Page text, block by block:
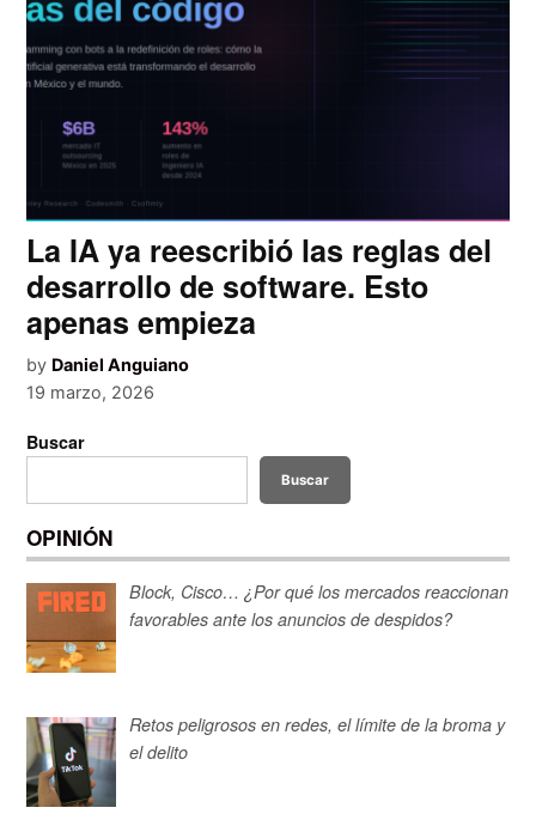
La IA ya reescribió las reglas del
desarrollo de software. Esto
apenas empieza
by Daniel Anguiano
19 marzo, 2026
Buscar
Buscar
OPINIÓN
Block, Cisco… ¿Por qué los mercados reaccionan
favorables ante los anuncios de despidos?
Retos peligrosos en redes, el límite de la broma y
el delito